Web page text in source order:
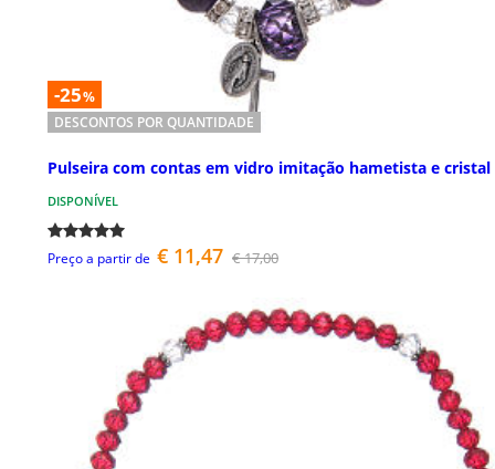
-25%
DESCONTOS POR QUANTIDADE
Pulseira com contas em vidro imitação hametista e cristal
DISPONÍVEL
Preço a partir de € 11,47 € 17,00